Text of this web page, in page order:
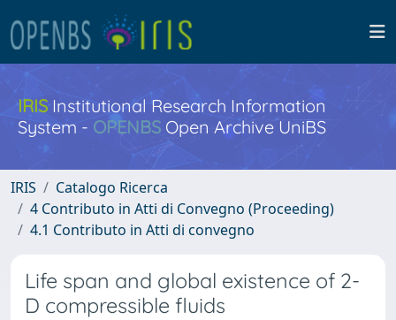
IRISInstitutional Research Information
System - OPENBS Open Archive UniBS
IRIS
Catalogo Ricerca
4 Contributo in Atti di Convegno (Proceeding)
4.1 Contributo in Atti di convegno
Life span and global existence of 2-
D compressible fluids